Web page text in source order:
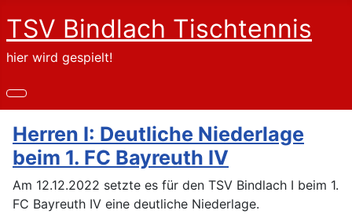
TSV Bindlach Tischtennis
hier wird gespielt!
Herren I: Deutliche Niederlage
beim 1. FC Bayreuth IV
Am 12.12.2022 setzte es für den TSV Bindlach I beim 1.
FC Bayreuth IV eine deutliche Niederlage.